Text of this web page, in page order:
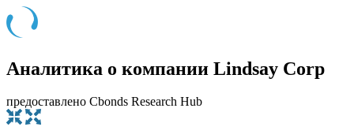
Аналитика о компании Lindsay Corp
предоставлено Cbonds Research Hub